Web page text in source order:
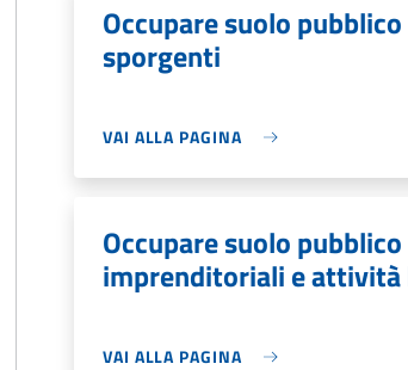
Occupare suolo
sporgenti
VAI ALLA PAGINA
Occupare suolo
imprenditoriali e attività
VAI ALLA PAGINA